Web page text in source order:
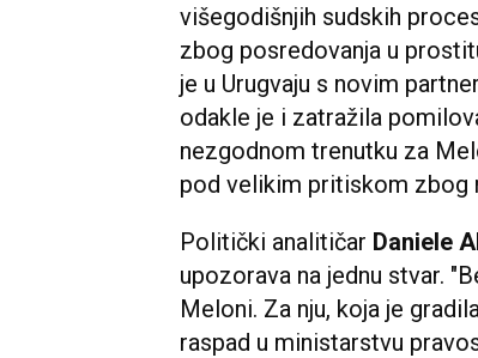
višegodišnjih sudskih
zbog posredovanja u
je u Urugvaju s novim
odakle je i zatražila
nezgodnom trenutku za
pod velikim pritiskom zbog
Politički analitičar Daniele
upozorava na jednu stvar.
Meloni. Za nju, koja je
raspad u ministarstvu